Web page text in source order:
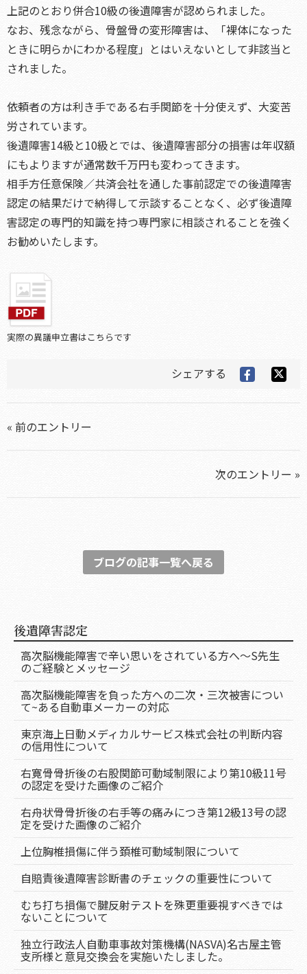
上記のとおり併合10級の後遺障害が認められました。
なお、残念ながら、骨盤骨の変形障害は、「裸体になった
ときに明らかにわかる程度」とはいえないとして非該当と
されました。
依頼者の方は利き手である右手関節を十分使えず、大変苦
労されています。
後遺障害14級と10級とでは、後遺障害部分の損害は年収額
にもよりますが通常数千万円も変わってきます。
相手方任意保険／共済会社を通した事前認定での後遺障害
認定の結果だけで納得して示談することなく、必ず後遺障
害認定の専門的知識を持つ専門家に相談されることを強く
お勧めいたします。
実際の異議申立書はこちらです
シェアする
« 前のエントリー
次のエントリー »
ブログの記事一覧へ戻る
後遺障害認定
高次脳機能障害で辛い思いをされている方へ～S先生
のご経験とメッセージ
高次脳機能障害を負った方への二次・三次被害につい
て~ある自動車メーカーの対応
東京海上日動メディカルサービス株式会社の判断内容
の信用性について
右寛骨骨折後の右股関節可動域制限により第10級11号
の認定を受けた画像のご紹介
右舟状骨骨折後の右手等の痛みにつき第12級13号の認
定を受けた画像のご紹介
上位胸椎損傷に伴う頚椎可動域制限について
自賠責後遺障害診断書のチェックの重要性について
むち打ち損傷で腱反射テストを殊更重要視すべきでは
ないことについて
独立行政法人自動車事故対策機構(NASVA)名古屋主管
支所様と意見交換会を実施いたしました。